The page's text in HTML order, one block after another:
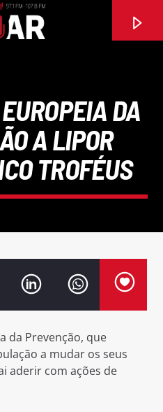
DA
A LIPOR
TROFÉUS
da Prevenção, que
a mudar os seus
aderir com ações de